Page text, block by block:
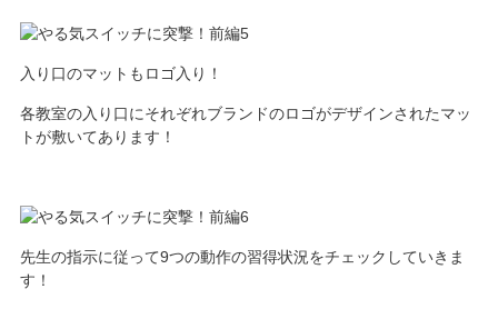
入り口のマットもロゴ入り！
各教室の入り口にそれぞれブランドのロゴがデザインされたマッ
トが敷いてあります！
先生の指示に従って9つの動作の習得状況をチェックしていきま
す！